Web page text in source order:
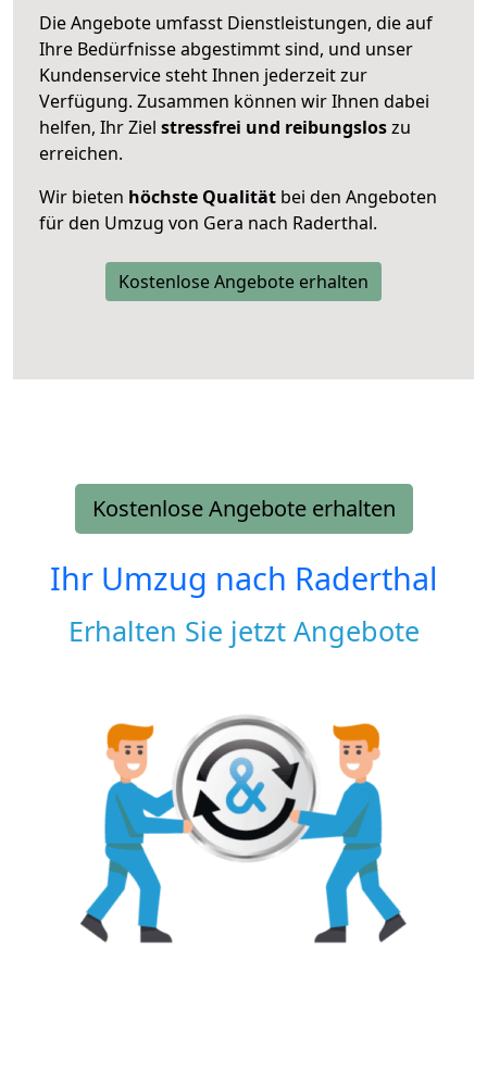
Die Angebote umfasst Dienstleistungen, die auf
Ihre Bedürfnisse abgestimmt sind, und unser
Kundenservice steht Ihnen jederzeit zur
Verfügung. Zusammen können wir Ihnen dabei
helfen, Ihr Ziel stressfrei und reibungsloszu
erreichen.
Wir bieten höchste Qualität bei den Angeboten
für den Umzug von Gera nach Raderthal.
Kostenlose Angebote erhalten
Kostenlose Angebote erhalten
Ihr Umzug nach Raderthal
Erhalten Sie jetzt Angebote